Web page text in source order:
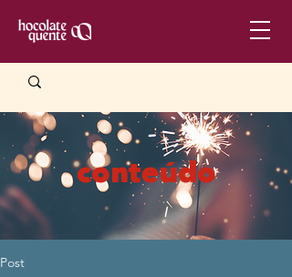
conteúdo
Post